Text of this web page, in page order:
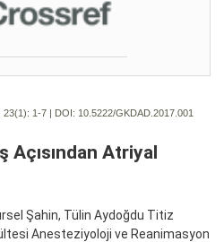
23(1): 1-7 | DOI: 10.5222/GKDAD.2017.001
Açısından Atriyal
Şahin, Tülin Aydoğdu Titiz
Anesteziyoloji ve Reanimasyon